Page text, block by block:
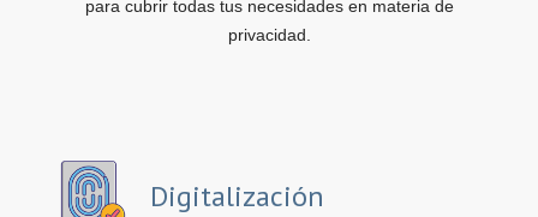
para cubrir todas tus necesidades en materia de
privacidad.
Digitalización